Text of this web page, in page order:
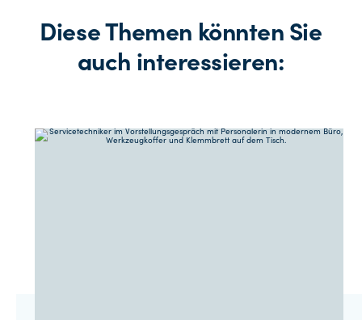
Diese Themen könnten Sie
auch interessieren: